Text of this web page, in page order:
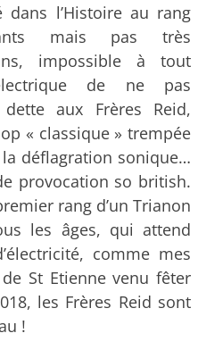
dans l’Histoire au rang
mais pas très
impossible à tout
de ne pas
aux Frères Reid,
« classique » trempée
déflagration sonique…
provocation so british.
rang d’un Trianon
les âges, qui attend
comme mes
St Etienne venu fêter
les Frères Reid sont
!